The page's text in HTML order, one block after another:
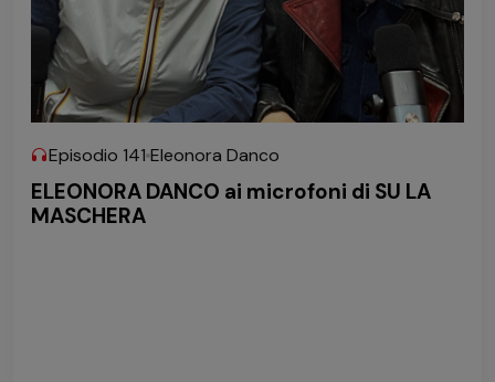
Episodio 141 Eleonora Danco
ELEONORA DANCO ai microfoni di SU LA
MASCHERA